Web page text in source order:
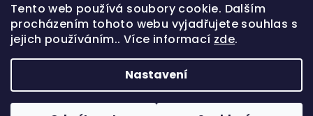
Tento web používá soubory cookie. Dalším
procházením tohoto webu vyjadřujete souhlas s
jejich používáním.. Více informací zde.
Nastavení
Jdeme se vzdělávat :) - články ze světa zvířat
Sledujte nás na Instagramu
Jsme i na Facebooku
Uvidíme se na Pinterestu?
Copyright 2026Pamlsek.Vet. Všechna práva
vyhrazena.